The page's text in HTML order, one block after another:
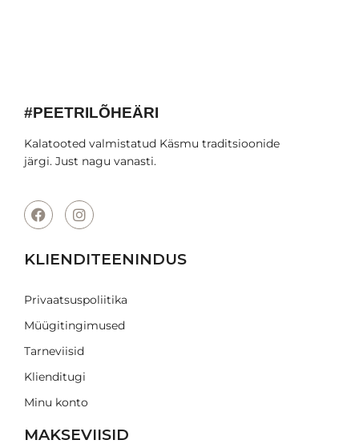
#PEETRILÕHEÄRI
Kalatooted valmistatud Käsmu traditsioonide
järgi. Just nagu vanasti.
KLIENDITEENINDUS
Privaatsuspoliitika
Müügitingimused
Tarneviisid
Klienditugi
Minu konto
MAKSEVIISID